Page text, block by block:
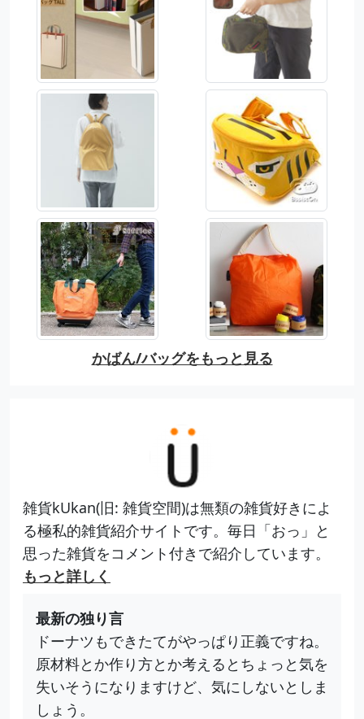
かばん/バッグをもっと見る
雑貨kUkan(旧: 雑貨空間)は無類の雑貨好きによ
る極私的雑貨紹介サイトです。毎日「おっ」と
思った雑貨をコメント付きで紹介しています。
もっと詳しく
最新の独り言
ドーナツもできたてがやっぱり正義ですね。
原材料とか作り方とか考えるとちょっと気を
失いそうになりますけど、気にしないとしま
しょう。